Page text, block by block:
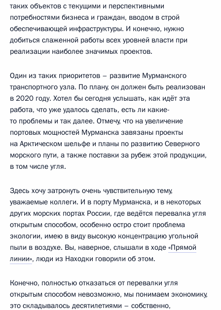
таких объектов с текущими и перспективными
потребностями бизнеса и граждан, вводом в строй
обеспечивающей инфраструктуры. И конечно, нужно
добиться слаженной работы всех уровней власти при
реализации наиболее значимых проектов.
Один из таких приоритетов – развитие Мурманского
транспортного узла. По плану, он должен быть реализован
в 2020 году. Хотел бы сегодня услышать, как идёт эта
работа, что уже удалось сделать, есть ли какие-
то проблемы и так далее. Отмечу, что на увеличение
портовых мощностей Мурманска завязаны проекты
на Арктическом шельфе и планы по развитию Северного
морского пути, а также поставки за рубеж этой продукции,
в том числе угля.
Здесь хочу затронуть очень чувствительную тему,
уважаемые коллеги. И в порту Мурманска, и в некоторых
других морских портах России, где ведётся перевалка угля
открытым способом, особенно остро стоит проблема
экологии, имею в виду высокую концентрацию угольной
пыли в воздухе. Вы, наверное, слышали в ходе «Прямой
линии», люди из Находки говорили об этом.
Конечно, полностью отказаться от перевалки угля
открытым способом невозможно, мы понимаем экономику,
это складывалось десятилетиями – собственно,